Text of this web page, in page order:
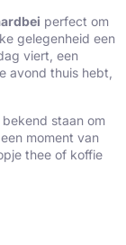
perfect om
gelegenheid een
viert, een
avond thuis hebt,
staan om
moment van
thee of koffie